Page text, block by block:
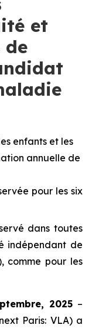
et
de
enfants et les
annuelle de
pour les six
dans toutes
indépendant de
comme pour les
2025 –
Paris: VLA) a